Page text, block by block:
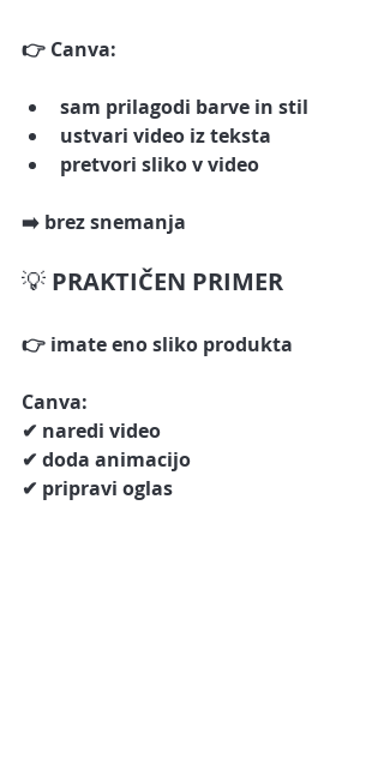
👉 Canva:
sam prilagodi barve in stil
ustvari video iz teksta
pretvori sliko v video
➡️ brez snemanja
💡 PRAKTIČEN PRIMER
👉 imate eno sliko produkta
Canva:
✔ naredi video
✔ doda animacijo
✔ pripravi oglas